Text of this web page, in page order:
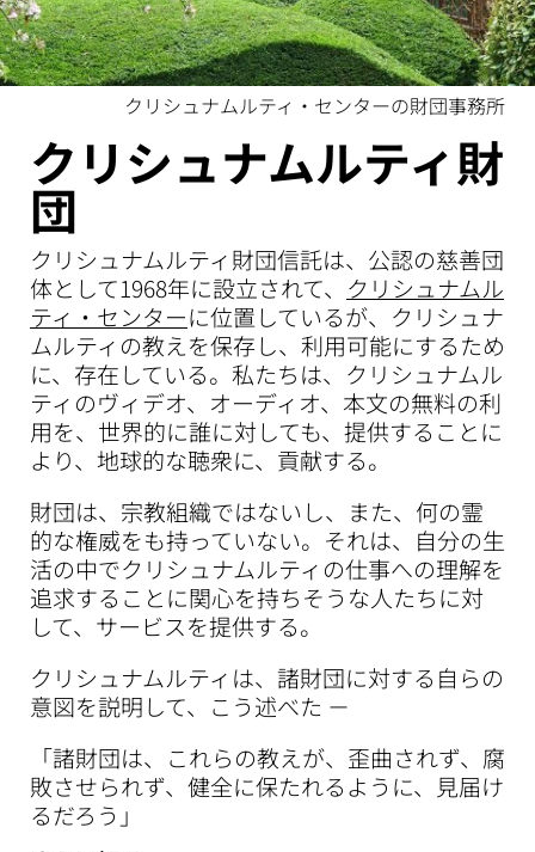
クリシュナムルティ・センターの財団事務所
クリシュナムルティ財
団
クリシュナムルティ財団信託は、公認の慈善団
体として1968年に設立されて、 クリシュナムル
ティ・センターに位置しているが、クリシュナ
ムルティの教えを保存し、利用可能にするため
に、存在している。私たちは、クリシュナムル
ティのヴィデオ、オーディオ、本文の無料の利
用を、世界的に誰に対しても、提供することに
より、地球的な聴衆に、貢献する。
財団は、宗教組織ではないし、また、何の霊
的な権威をも持っていない。それは、自分の生
活の中でクリシュナムルティの仕事への理解を
追求することに関心を持ちそうな人たちに対
して、サービスを提供する。
クリシュナムルティは、諸財団に対する自らの
意図を説明して、こう述べた －
「諸財団は、これらの教えが、歪曲されず、腐
敗させられず、健全に保たれるように、見届け
るだろう」